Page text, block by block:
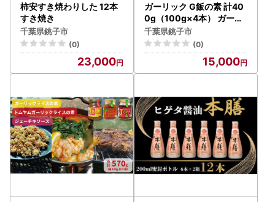
柿安すき焼わりした 12本
すき焼き
千葉県銚子市
(0)
23,000
ガーリック G飯の素 計40
0g（100g×4本） ガーリ
ック アウトドアオペラ
千葉県銚子市
(0)
15,000